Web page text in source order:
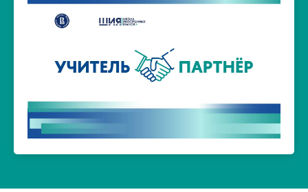
Учитель-партнёр ШИЯ
Проект направлен на профессиональное
и профориентационную поддержку
школьников, совершенствование
коммуникативных умений на занятиях
по иностранному языку.
Перейти на сайт >